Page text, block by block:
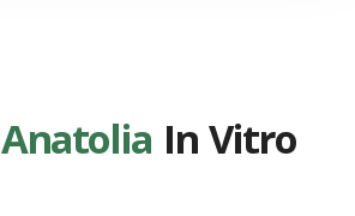
Anatolia In Vitro